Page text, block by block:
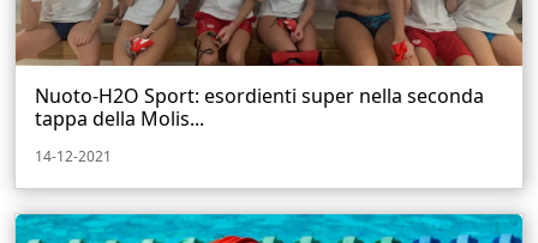
Nuoto-H2O Sport: esordienti super nella seconda
tappa della Molis...
14-12-2021